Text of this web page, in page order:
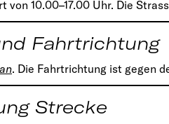
von 10.00–17.00 Uhr. Die
Fahrtrichtung
. Die Fahrtrichtung ist gegen
Strecke